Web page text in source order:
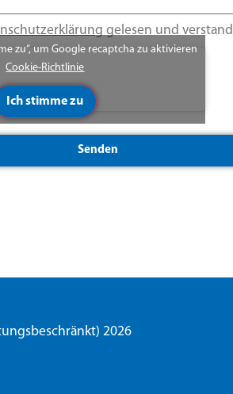
gelesen und
zu“, um Google recaptcha zu aktivieren
Cookie-Richtlinie
Ich stimme zu
Senden
2026